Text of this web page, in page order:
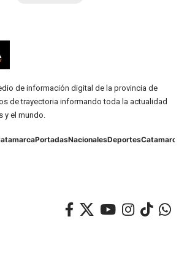
de información digital de la provincia de
de trayectoria informando toda la actualidad
y el mundo.
PortadasNacionalesDeportesCatamarca